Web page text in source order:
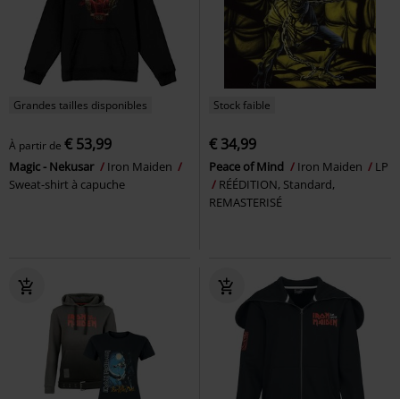
Grandes tailles disponibles
À partir de € 53,99
Magic - Nekusar
Iron Maiden
Sweat-shirt à capuche
Stock faible
€ 34,99
Peace of Mind Iron Maiden
LP
RÉÉDITION, Standard,
REMASTERISÉ